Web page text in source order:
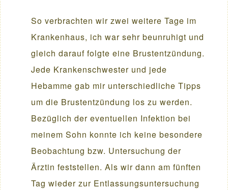
So verbrachten wir zwei weitere Tage im
Krankenhaus, ich war sehr beunruhigt und
gleich darauf folgte eine Brustentzündung.
Jede Krankenschwester und jede
Hebamme gab mir unterschiedliche Tipps
um die Brustentzündung los zu werden.
Bezüglich der eventuellen Infektion bei
meinem Sohn konnte ich keine besondere
Beobachtung bzw. Untersuchung der
Ärztin feststellen. Als wir dann am fünften
Tag wieder zur Entlassungsuntersuchung